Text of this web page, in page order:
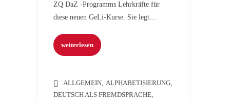
ZQ DaZ -Programms Lehrkräfte für
diese neuen GeLi-Kurse. Sie legt…
weiterlesen
ALLGEMEIN, ALPHABETISIERUNG,
DEUTSCH ALS FREMDSPRACHE,